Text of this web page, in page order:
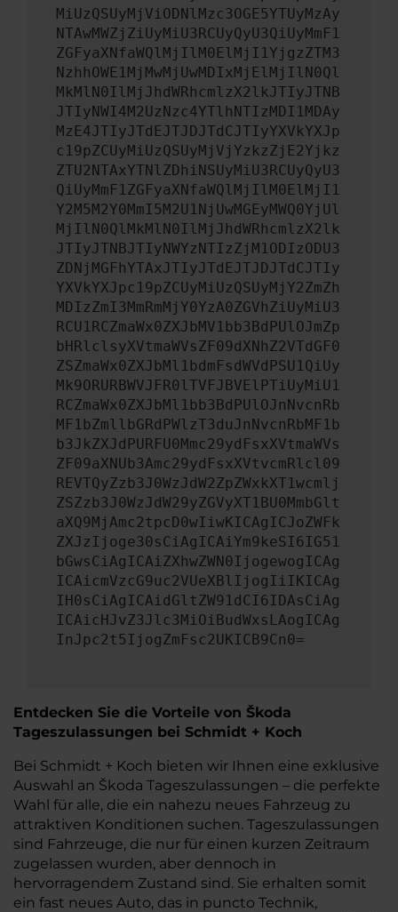
MiUzQSUyMjViODNlMzc3OGE5YTUyMzAy
NTAwMWZjZiUyMiU3RCUyQyU3QiUyMmF1
ZGFyaXNfaWQlMjIlM0ElMjI1YjgzZTM3
NzhhOWE1MjMwMjUwMDIxMjElMjIlN0Ql
MkMlN0IlMjJhdWRhcmlzX2lkJTIyJTNB
JTIyNWI4M2UzNzc4YTlhNTIzMDI1MDAy
MzE4JTIyJTdEJTJDJTdCJTIyYXVkYXJp
c19pZCUyMiUzQSUyMjVjYzkzZjE2Yjkz
ZTU2NTAxYTNlZDhiNSUyMiU3RCUyQyU3
QiUyMmF1ZGFyaXNfaWQlMjIlM0ElMjI1
Y2M5M2Y0MmI5M2U1NjUwMGEyMWQ0YjUl
MjIlN0QlMkMlN0IlMjJhdWRhcmlzX2lk
JTIyJTNBJTIyNWYzNTIzZjM1ODIzODU3
ZDNjMGFhYTAxJTIyJTdEJTJDJTdCJTIy
YXVkYXJpc19pZCUyMiUzQSUyMjY2ZmZh
MDIzZmI3MmRmMjY0YzA0ZGVhZiUyMiU3
RCU1RCZmaWx0ZXJbMV1bb3BdPUlOJmZp
bHRlclsyXVtmaWVsZF09dXNhZ2VTdGF0
ZSZmaWx0ZXJbMl1bdmFsdWVdPSU1QiUy
Mk9ORURBWVJFR0lTVFJBVElPTiUyMiU1
RCZmaWx0ZXJbMl1bb3BdPUlOJnNvcnRb
MF1bZmllbGRdPWlzT3duJnNvcnRbMF1b
b3JkZXJdPURFU0Mmc29ydFsxXVtmaWVs
ZF09aXNUb3Amc29ydFsxXVtvcmRlcl09
REVTQyZzb3J0WzJdW2ZpZWxkXT1wcmlj
ZSZzb3J0WzJdW29yZGVyXT1BU0MmbGlt
aXQ9MjAmc2tpcD0wIiwKICAgICJoZWFk
ZXJzIjoge30sCiAgICAiYm9keSI6IG51
bGwsCiAgICAiZXhwZWN0IjogewogICAg
ICAicmVzcG9uc2VUeXBlIjogIiIKICAg
IH0sCiAgICAidGltZW91dCI6IDAsCiAg
ICAicHJvZ3Jlc3MiOiBudWxsLAogICAg
InJpc2t5IjogZmFsc2UKICB9Cn0=
Entdecken Sie die Vorteile von Škoda
Tageszulassungen bei Schmidt + Koch
Bei Schmidt + Koch bieten wir Ihnen eine exklusive
Auswahl an Škoda Tageszulassungen – die perfekte
Wahl für alle, die ein nahezu neues Fahrzeug zu
attraktiven Konditionen suchen. Tageszulassungen
sind Fahrzeuge, die nur für einen kurzen Zeitraum
zugelassen wurden, aber dennoch in
hervorragendem Zustand sind. Sie erhalten somit
ein fast neues Auto, das in puncto Technik,